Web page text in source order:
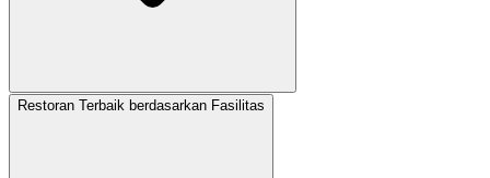
Restoran Terbaik berdasarkan Fasilitas